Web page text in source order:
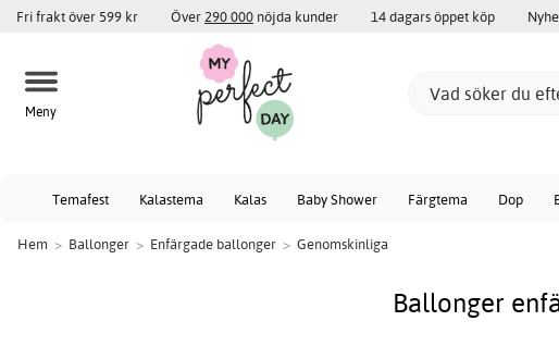
Fri frakt över 599 kr Över 290 000 nöjda kunder 14 dagars öppet köp
Meny
Temafest Kalastema Kalas Baby Shower Färgtema Dop
Hem > Ballonger > Enfärgade ballonger > Genomskinliga
Ballonger